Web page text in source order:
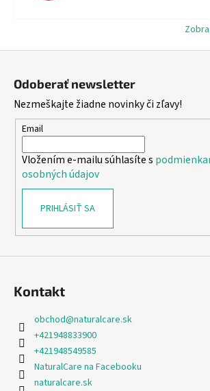
Odoberať newsletter
Nezmeškajte žiadne novinky či zľavy!
Email
Vložením e-mailu súhlasíte s
osobných údajov
PRIHLÁSIŤ SA
Kontakt
obchod@naturalcare.sk
+421948833900
+421948549585
NaturalCare na Facebooku
naturalcare.sk